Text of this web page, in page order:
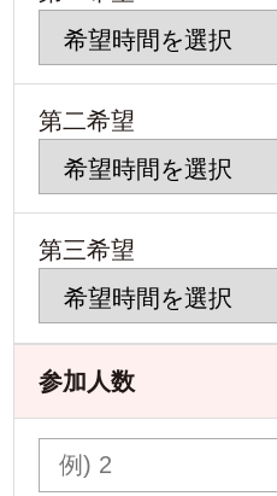
第二希望
第三希望
参加人数